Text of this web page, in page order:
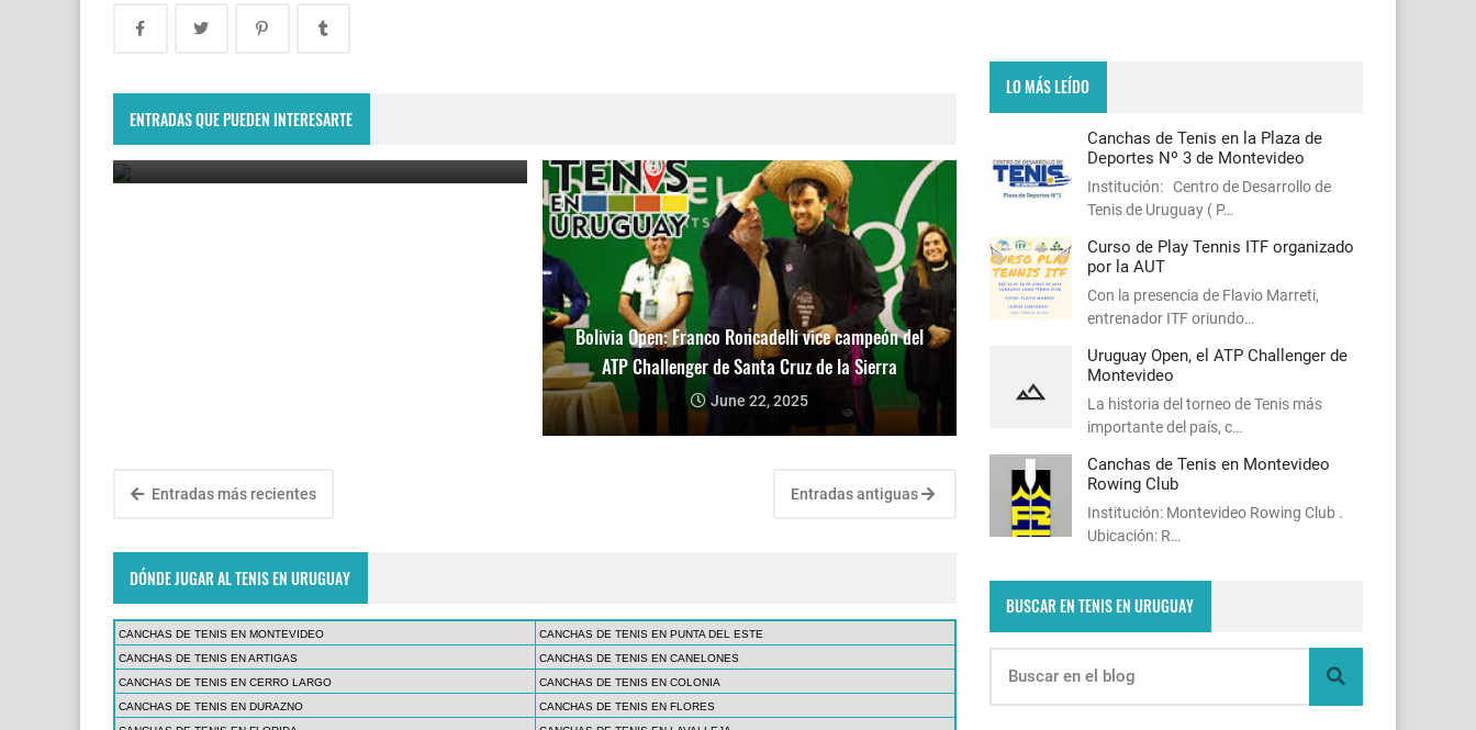
ENTRADAS QUE PUEDEN INTERESARTE
participarán en el torneo ATP de Perú
June 23, 2025
Bolivia Open: Franco Roncadelli vice campeón del
ATP Challenger de Santa Cruz de la Sierra
June 22, 2025
Entradas más recientes Entradas antiguas
DÓNDE JUGAR AL TENIS EN URUGUAY
CANCHAS DE TENIS EN MONTEVIDEO
CANCHAS DE TENIS EN PUNTA DEL ESTE
CANCHAS DE TENIS EN ARTIGAS
CANCHAS DE TENIS EN CANELONES
CANCHAS DE TENIS EN CERRO LARGO
CANCHAS DE TENIS EN COLONIA
CANCHAS DE TENIS EN DURAZNO
CANCHAS DE TENIS EN FLORES
LO MÁS LEÍDO
Canchas de Tenis en la Plaza de
Deportes Nº 3 de Montevideo
Institución: Centro de Desarrollo de
Tenis de Uruguay ( P…
Curso de Play Tennis ITF organizado
por la AUT
Con la presencia de Flavio Marreti,
entrenador ITF oriundo…
Uruguay Open, el ATP Challenger de
Montevideo
La historia del torneo de Tenis más
importante del país, c…
Canchas de Tenis en Montevideo
Rowing Club
Institución: Montevideo Rowing Club .
Ubicación: R…
BUSCAR EN TENIS EN URUGUAY